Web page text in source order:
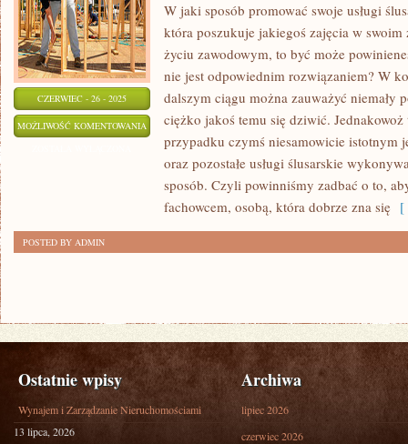
CZERWIEC - 26 - 2025
MOŻLIWOŚĆ KOMENTOWANIA
DBAĆ
WŁASNE
UTRZYMANIE?
W jaki sposób promować swoje usługi
która poszukuje jakiegoś zajęcia w
życiu zawodowym, to być może
nie jest odpowiednim rozwiązaniem? W
dalszym ciągu można zauważyć niemały
ciężko jakoś temu się dziwić.
przypadku czymś niesamowicie istotnym
oraz pozostałe usługi ślusarskie
sposób. Czyli powinniśmy zadbać o to,
fachowcem, osobą, która dobrze zna się [
POSTED BY ADMIN
Ostatnie wpisy
Wynajem i Zarządzanie Nieruchomościami
13 lipca, 2026
Archiwa
lipiec 2026
czerwiec 2026